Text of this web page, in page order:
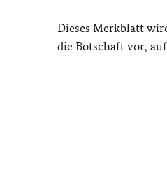
Dieses Merkblatt
die Botschaft vor,